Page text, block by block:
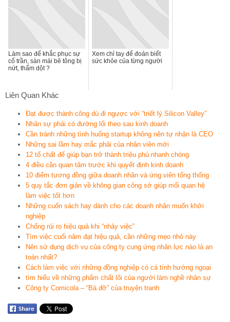
Làm sao để khắc phục sự
cố trần, sàn mái bê tông bị
nứt, thấm dột ?
Xem chỉ tay để đoán biết
sức khỏe của từng người
Liên Quan Khác
Đạt được thành công dù đi ngược với “triết lý Silicon Valley”
Nhân sự phải có đường lối theo sau kinh doanh
Cần tránh những tình huống startup không nên tự nhận là CEO
Những sai lầm hay mắc phải của nhân viên mới
12 tố chất để giúp bạn trở thành triệu phú nhanh chóng
4 điều cần quan tâm trước khi quyết định kinh doanh
10 điểm tương đồng giữa doanh nhân và ứng viên tổng thống
5 quy tắc đơn giản về không gian công sở giúp mối quan hệ
làm việc tốt hơn
Những cuốn sách hay dành cho các doanh nhân muốn khởi
nghiệp
Chống rủi ro hiệu quả khi “nhảy việc”
Tìm việc cuối năm đạt hiệu quả, cần những mẹo nhỏ này
Nên sử dụng dịch vụ của công ty cung ứng nhân lực nào là an
toàn nhất?
Cách làm việc với những đồng nghiệp có cá tính hướng ngoại
tìm hiểu về những phẩm chất lõi của người làm nghề nhân sự
Công ty Comicola – “Bà đỡ” của truyện tranh